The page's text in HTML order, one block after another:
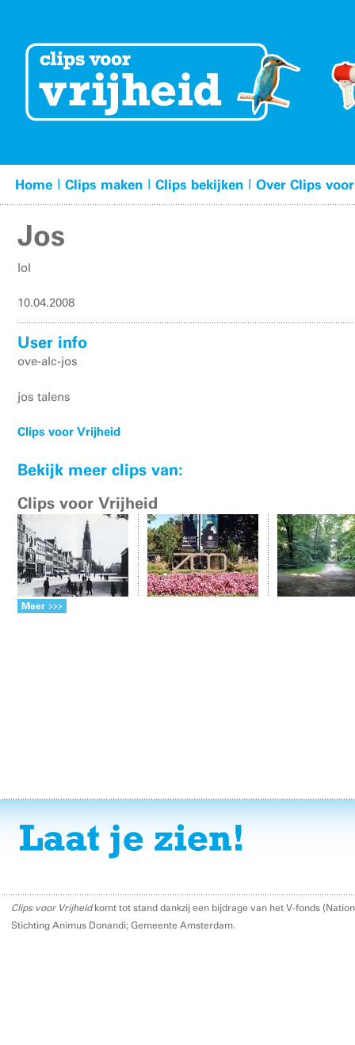
Home | Clips maken | Clips bekijken | Over Clips
Jos
lol
10.04.2008
User info
ove-alc-jos
jos talens
Clips voor Vrijheid
Bekijk meer clips van:
Clips voor Vrijheid
Meer
Clips voor Vrijheidkomt tot stand dankzij een bijdrage van het V-fonds
Stichting Animus Donandi; Gemeente Amsterdam.